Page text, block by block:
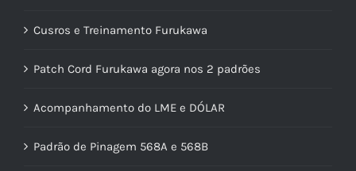
Cusros e Treinamento Furukawa
Patch Cord Furukawa agora nos 2 padrões
Acompanhamento do LME e DÓLAR
Padrão de Pinagem 568A e 568B